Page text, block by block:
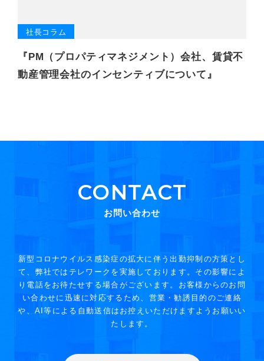
社長コラム
『PM（プロパティマネジメント）会社、賃貸不
動産管理会社のインセンティブについて』
CONTACT
お問い合わせ
新型コロナウイルス感染症の拡大に伴う出勤抑制の方策とし
て、弊社ではテレワークを実施しております。その影響によ
り電話をお待たせする場合がございます。お客様からのお問
い合わせに迅速に対応するため、営業・勧誘目的のご連絡
や、AI等による自動送信はお控えいただけますようお願いい
たします。